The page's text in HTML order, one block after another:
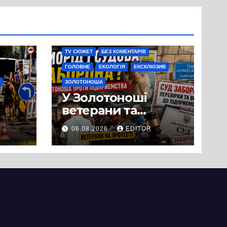
TV СЮЖЕТ БЕЗ КОМЕНТАРІВ
ГОЛОВНЕ ЕКОЛОГІЯ ЕКСКЛЮЗИВ
ЗОЛОТОНОША
У Золотоноші
ветерани та
місцеві жителі
вийшли на
протест до стін
06.08.2026 EDITOR